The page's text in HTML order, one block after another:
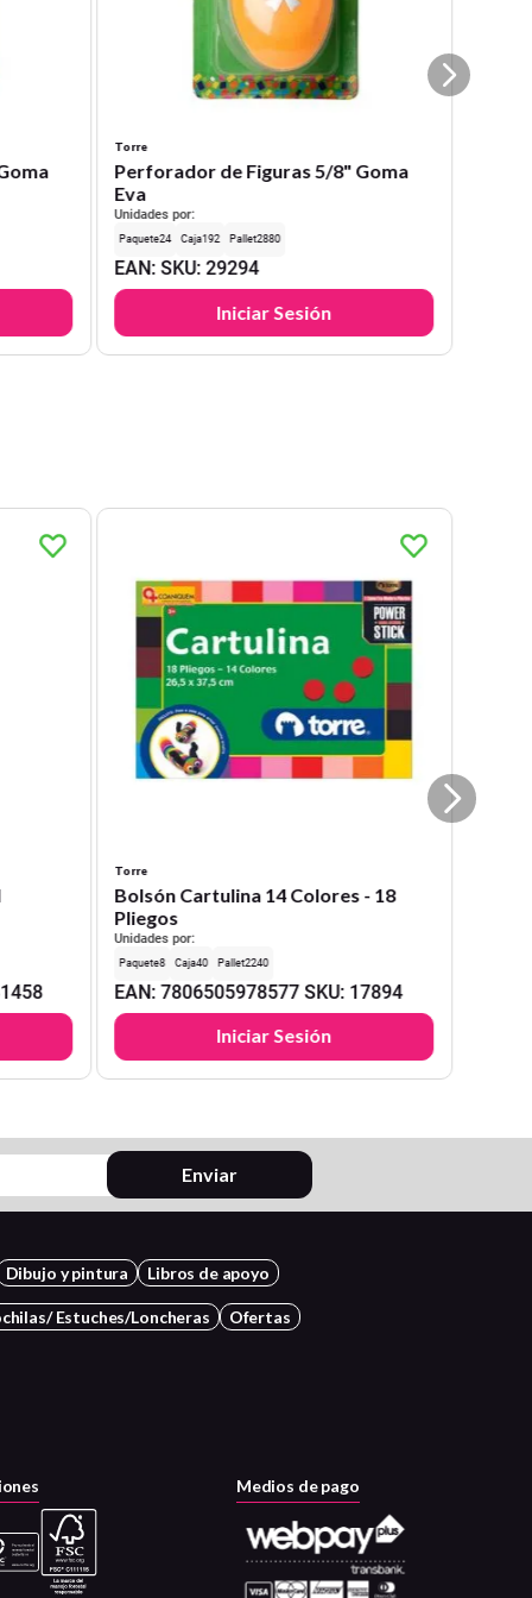
Torre
Perforador de Figuras 5/8" Goma
Eva
Unidades por:
24 192 2880
EAN: SKU:29294
Iniciar Sesión
Torre
Bolsón Cartulina 14 Colores - 18
Pliegos
Unidades por:
8 40 2240
EAN:7806505978577 SKU: 17894
Iniciar Sesión
Enviar
Dibujo y pintura Libros de apoyo
Estuches/Loncheras Ofertas
Medios de pago